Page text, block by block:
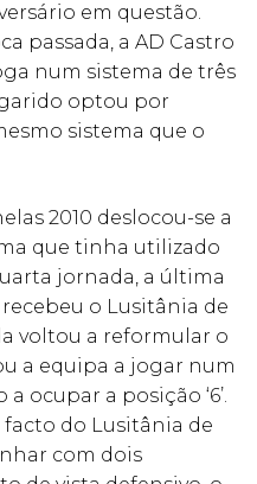
em questão.
passada, a AD Castro
num sistema de três
optou por
sistema que o
2010 deslocou-se a
que tinha utilizado
jornada, a última
recebeu o Lusitânia de
voltou a reformular o
a equipa a jogar num
a ocupar a posição ‘6’.
facto do Lusitânia de
com dois